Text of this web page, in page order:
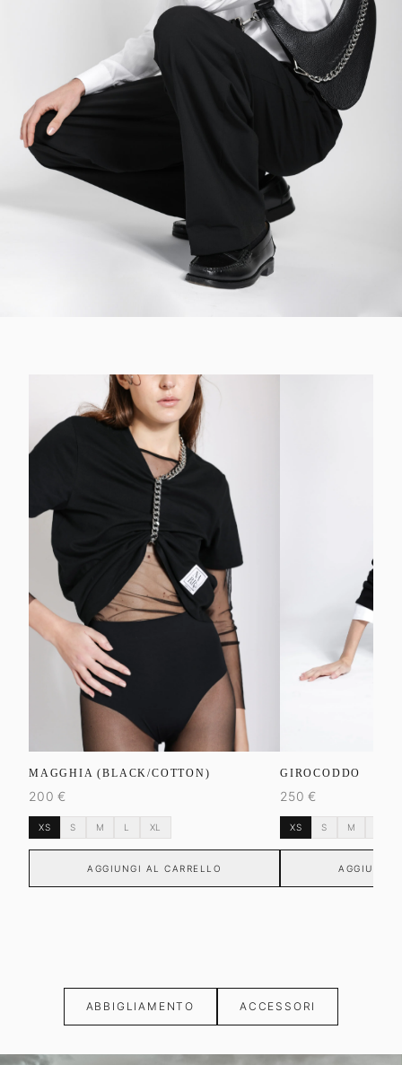
MAGGHIA (BLACK/COTTON)
200 €
XS S M L XL
AGGIUNGI AL CARRELLO
GIROCODDO
250 €
XS S M
AGGIUNGI
ABBIGLIAMENTO ACCESSORI